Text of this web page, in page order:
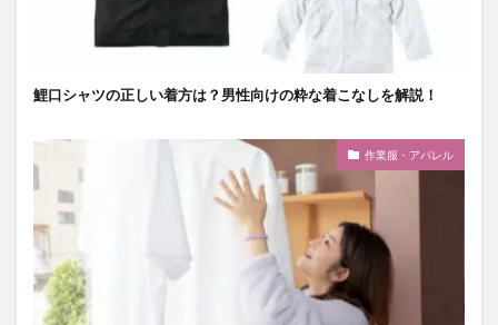
鯉口シャツの正しい着方は？男性向けの粋な着こなしを解説！
作業服・アパレル